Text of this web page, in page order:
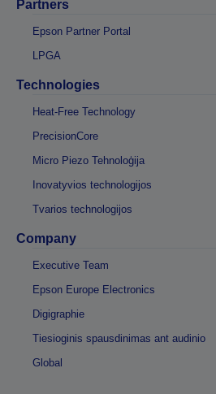
Partners
Epson Partner Portal
LPGA
Technologies
Heat-Free Technology
PrecisionCore
Micro Piezo Tehnoloģija
Inovatyvios technologijos
Tvarios technologijos
Company
Executive Team
Epson Europe Electronics
Digigraphie
Tiesioginis spausdinimas ant audinio
Global